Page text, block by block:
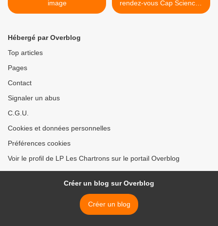
image
rendez-vous Cap Sciences
>
Hébergé par Overblog
Top articles
Pages
Contact
Signaler un abus
C.G.U.
Cookies et données personnelles
Préférences cookies
Voir le profil de LP Les Chartrons sur le portail Overblog
Créer un blog sur Overblog
Créer un blog